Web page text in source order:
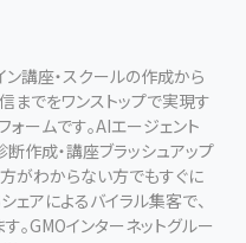
ン講座・スクールの作成から
までをワンストップで実現す
ォームです。AIエージェント
断作成・講座ブラッシュアップ
がわからない方でもすぐに
ェアによるバイラル集客で、
。GMOインターネットグルー